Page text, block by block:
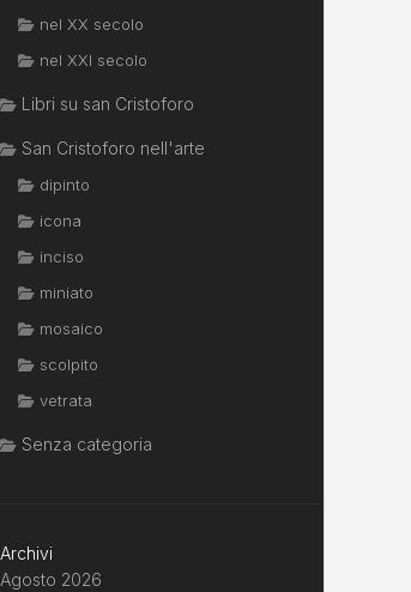
nel XX secolo
nel XXI secolo
Libri su san Cristoforo
San Cristoforo nell'arte
dipinto
icona
inciso
miniato
mosaico
scolpito
vetrata
Senza categoria
Archivi
Agosto 2026